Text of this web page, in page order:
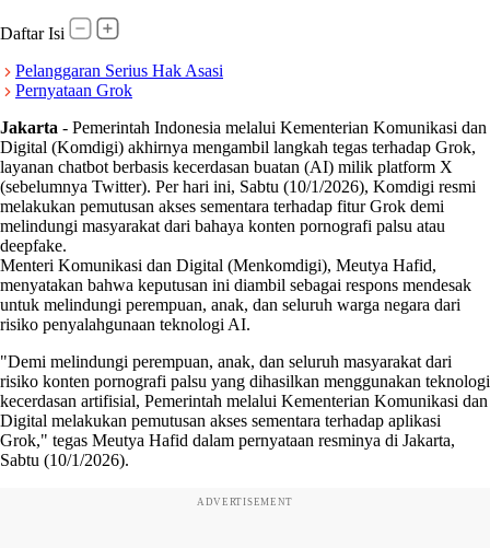
Daftar Isi
Pelanggaran Serius Hak Asasi
Pernyataan Grok
Jakarta - Pemerintah Indonesia melalui Kementerian Komunikasi dan
Digital (Komdigi) akhirnya mengambil langkah tegas terhadap Grok,
layanan chatbot berbasis kecerdasan buatan (AI) milik platform X
(sebelumnya Twitter). Per hari ini, Sabtu (10/1/2026), Komdigi resmi
melakukan pemutusan akses sementara terhadap fitur Grok demi
melindungi masyarakat dari bahaya konten pornografi palsu atau
deepfake.
Menteri Komunikasi dan Digital (Menkomdigi), Meutya Hafid,
menyatakan bahwa keputusan ini diambil sebagai respons mendesak
untuk melindungi perempuan, anak, dan seluruh warga negara dari
risiko penyalahgunaan teknologi AI.
"Demi melindungi perempuan, anak, dan seluruh masyarakat dari
risiko konten pornografi palsu yang dihasilkan menggunakan teknologi
kecerdasan artifisial, Pemerintah melalui Kementerian Komunikasi dan
Digital melakukan pemutusan akses sementara terhadap aplikasi
Grok," tegas Meutya Hafid dalam pernyataan resminya di Jakarta,
Sabtu (10/1/2026).
ADVERTISEMENT